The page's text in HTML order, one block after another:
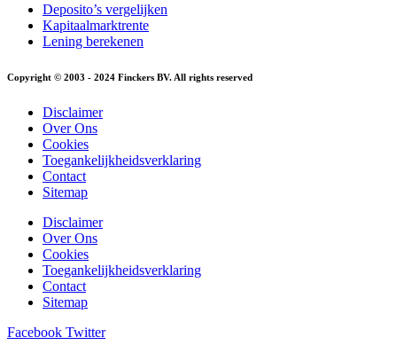
Deposito’s vergelijken
Kapitaalmarktrente
Lening berekenen
Copyright © 2003 - 2024 Finckers BV. All rights reserved
Disclaimer
Over Ons
Cookies
Toegankelijkheidsverklaring
Contact
Sitemap
Disclaimer
Over Ons
Cookies
Toegankelijkheidsverklaring
Contact
Sitemap
Facebook Twitter